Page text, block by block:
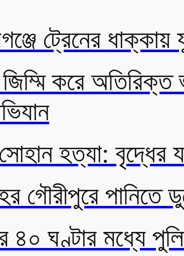
ট্রেনের
করে অতিরিক্ত
হত্যা: বৃদ্ধের
গৌরীপুরে পানিতে
৪০ ঘণ্টার মধ্যে